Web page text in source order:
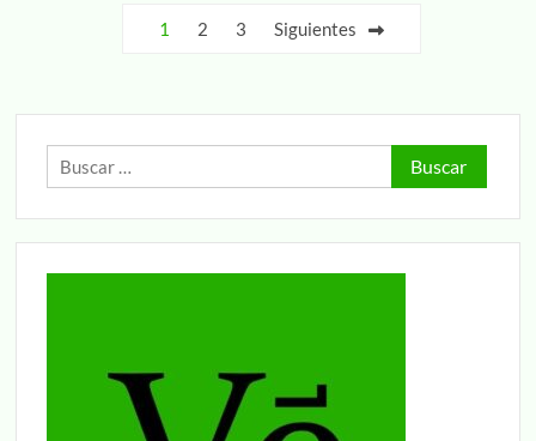
Paginación
1 2 3 Siguientes
Buscar: